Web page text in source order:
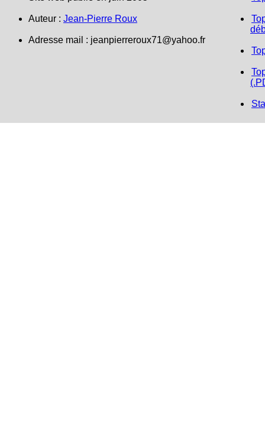
Auteur : Jean-Pierre Roux
Adresse mail : jeanpierreroux71@yahoo.fr